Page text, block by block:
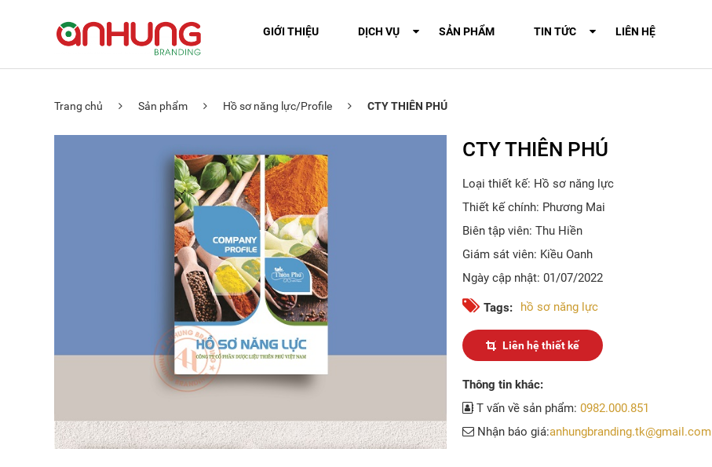
GIỚI THIỆU DỊCH VỤ SẢN PHẨM TIN TỨC LIÊN HỆ
Trang chủ Sản phẩm Hồ sơ năng lực/Profile CTY THIÊN PHÚ
CTY THIÊN PHÚ
Loại thiết kế: Hồ sơ năng lực
Thiết kế chính: Phương Mai
Biên tập viên: Thu Hiền
Giám sát viên: Kiều Oanh
Ngày cập nhật: 01/07/2022
Tags: hồ sơ năng lực
Liên hệ thiết kế
Thông tin khác:
T vấn về sản phẩm: 0982.000.851
Nhận báo giá:anhungbranding.tk@gmail.com